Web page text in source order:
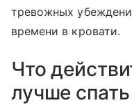
тревожных
времени в кровати.
Что
лучше спать